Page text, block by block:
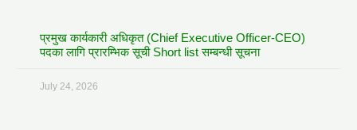
प्रमुख कार्यकारी अधिकृत (Chief Executive Officer-CEO)
पदका लागि प्रारम्भिक सूची Short list सम्बन्धी सूचना
July 24, 2026